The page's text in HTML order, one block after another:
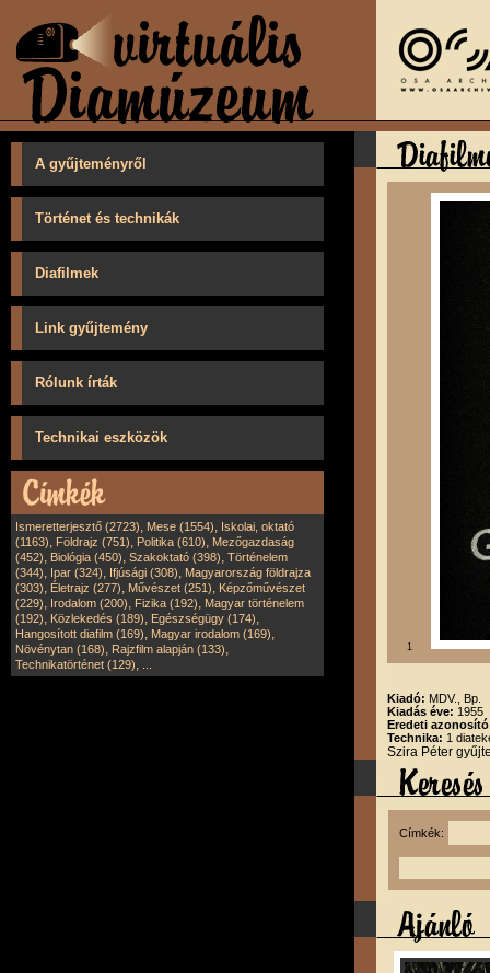
A gyűjteményről
Történet és technikák
Diafilmek
Link gyűjtemény
Rólunk írták
Technikai eszközök
Ismeretterjesztő (2723), Mese (1554), Iskolai, oktató
(1163), Földrajz (751), Politika (610), Mezőgazdaság
(452), Biológia (450), Szakoktató (398), Történelem
(344), Ipar (324), Ifjúsági (308), Magyarország földrajza
(303), Életrajz (277), Művészet (251), Képzőművészet
(229), Irodalom (200), Fizika (192), Magyar történelem
(192), Közlekedés (189), Egészségügy (174),
Hangosított diafilm (169), Magyar irodalom (169),
Növénytan (168), Rajzfilm alapján (133),
Technikatörténet (129),
1
Kiadó: MDV., Bp.
Kiadás éve: 1955
Eredeti
Technika: 1
Szira Péter
Címkék: